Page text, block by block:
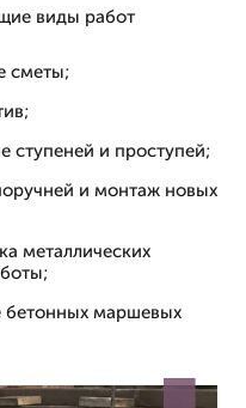
виды работ
сметы;
ступеней и проступей;
и монтаж новых
металлических
бетонных маршевых